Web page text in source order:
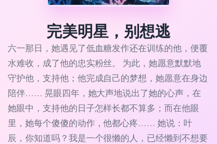
完美明星，别想逃
六一那日，她遇见了低血糖发作还在训练的他，便覆
水难收，成了他的忠实粉丝。 为此，她愿意默默地
守护他，支持他；他完成自己的梦想，她愿意在身边
陪伴…… 晃眼四年，她大声地说出了她的心声，在
她眼中，支持他的日子怎样长都不算多；而在他眼
里，她每个傻傻的动作，他都心疼…… 她说：叶
辰，你知道吗？我是一个很懒的人，已经懒到不想要